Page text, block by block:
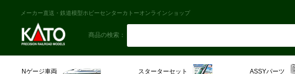
メーカー直送・鉄道模型ホビーセンターカトーオンラインショップ
商品の検索：
Nゲージ車両 スターターセット ASSYパーツ